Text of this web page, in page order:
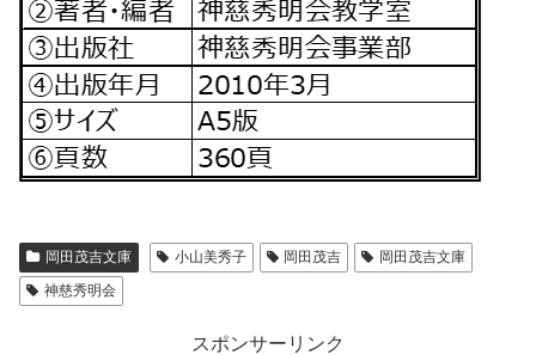
岡田茂吉文庫 小山美秀子 岡田茂吉
岡田茂吉文庫
神慈秀明会
スポンサーリンク